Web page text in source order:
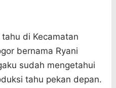
di Kecamatan
bernama Ryani
sudah mengetahui
tahu pekan depan.